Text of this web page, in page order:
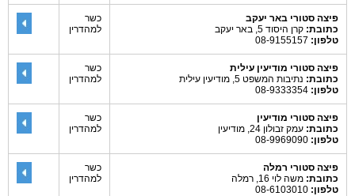
פיצה סטורי באר יעקב
כתובת: קרן היסוד 5, באר יעקב
טלפון:
כשר
למהדרין
פיצה סטורי מודיעין עילית
כתובת: נתיבות המשפט 5, מודיעין עילית
טלפון:
כשר
למהדרין
פיצה סטורי מודיעין
כתובת: עמק זבולון 24, מודיעין
טלפון:
כשר
למהדרין
פיצה סטורי רמלה
כתובת: משה לוי 16, רמלה
טלפון:
כשר
למהדרין